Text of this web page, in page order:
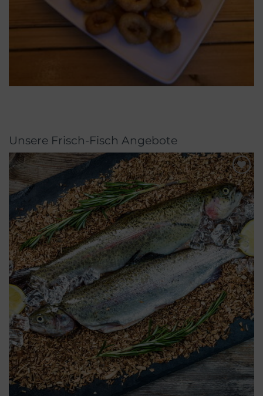
Unsere Frisch-Fisch Angebote
Merken